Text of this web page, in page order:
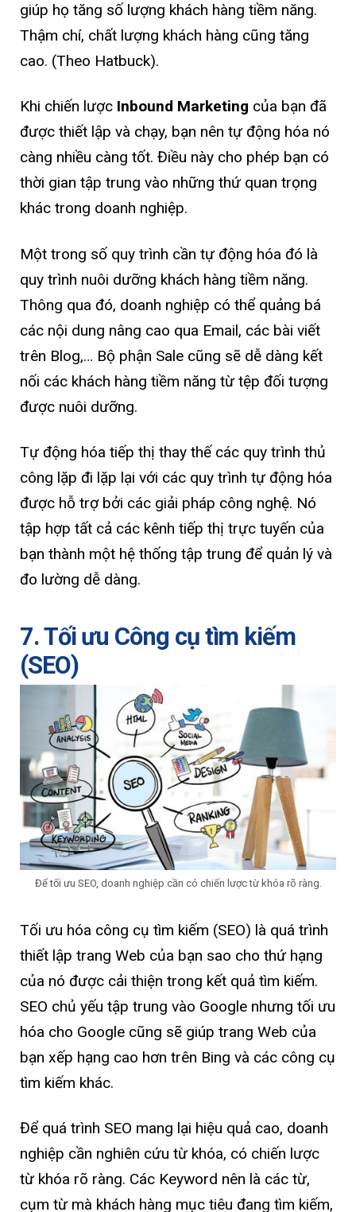
giúp họ tăng số lượng khách hàng tiềm năng.
Thậm chí, chất lượng khách hàng cũng tăng
cao. (Theo Hatbuck).
Khi chiến lược Inbound Marketing của bạn đã
được thiết lập và chạy, bạn nên tự động hóa nó
càng nhiều càng tốt. Điều này cho phép bạn có
thời gian tập trung vào những thứ quan trọng
khác trong doanh nghiệp.
Một trong số quy trình cần tự động hóa đó là
quy trình nuôi dưỡng khách hàng tiềm năng.
Thông qua đó, doanh nghiệp có thể quảng bá
các nội dung nâng cao qua Email, các bài viết
trên Blog,… Bộ phận Sale cũng sẽ dễ dàng kết
nối các khách hàng tiềm năng từ tệp đối tượng
được nuôi dưỡng.
Tự động hóa tiếp thị thay thế các quy trình thủ
công lặp đi lặp lại với các quy trình tự động hóa
được hỗ trợ bởi các giải pháp công nghệ. Nó
tập hợp tất cả các kênh tiếp thị trực tuyến của
bạn thành một hệ thống tập trung để quản lý và
đo lường dễ dàng.
7. Tối ưu Công cụ tìm kiếm
(SEO)
Để tối ưu SEO, doanh nghiệp cần có chiến lược từ khóa rõ ràng.
Tối ưu hóa công cụ tìm kiếm (SEO) là quá trình
thiết lập trang Web của bạn sao cho thứ hạng
của nó được cải thiện trong kết quả tìm kiếm.
SEO chủ yếu tập trung vào Google nhưng tối ưu
hóa cho Google cũng sẽ giúp trang Web của
bạn xếp hạng cao hơn trên Bing và các công cụ
tìm kiếm khác.
Để quá trình SEO mang lại hiệu quả cao, doanh
nghiệp cần nghiên cứu từ khóa, có chiến lược
từ khóa rõ ràng. Các Keyword nên là các từ,
cụm từ mà khách hàng mục tiêu đang tìm kiếm,